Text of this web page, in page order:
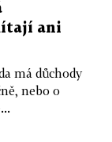
ani
má důchody
nebo o